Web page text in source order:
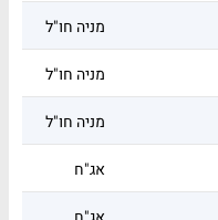
מניה חו"ל
מניה חו"ל
מניה חו"ל
אג"ח